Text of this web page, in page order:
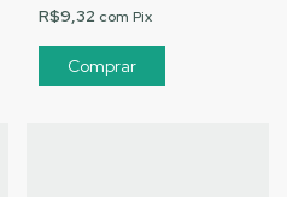
R$9,32 com Pix